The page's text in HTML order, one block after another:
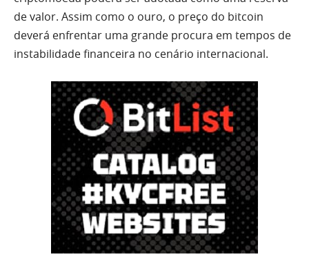
de valor. Assim como o ouro, o preço do bitcoin
deverá enfrentar uma grande procura em tempos de
instabilidade financeira no cenário internacional.